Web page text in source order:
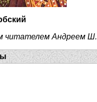
читателем Андреем Ш.